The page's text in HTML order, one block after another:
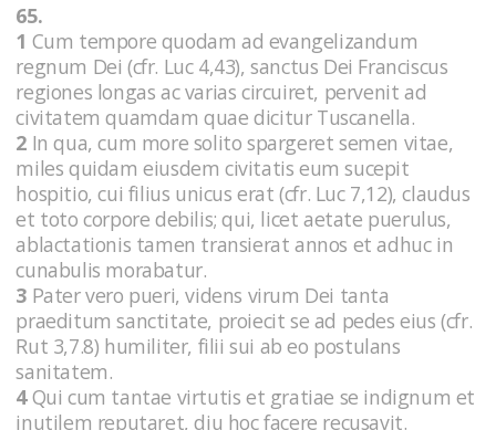
65.
1 Cum tempore quodam ad evangelizandum
regnum Dei (cfr. Luc 4,43), sanctus Dei Franciscus
regiones longas ac varias circuiret, pervenit ad
civitatem quamdam quae dicitur Tuscanella.
2 In qua, cum more solito spargeret semen vitae,
miles quidam eiusdem civitatis eum sucepit
hospitio, cui filius unicus erat (cfr. Luc 7,12), claudus
et toto corpore debilis; qui, licet aetate puerulus,
ablactationis tamen transierat annos et adhuc in
cunabulis morabatur.
3 Pater vero pueri, videns virum Dei tanta
praeditum sanctitate, proiecit se ad pedes eius (cfr.
Rut 3,7.8) humiliter, filii sui ab eo postulans
sanitatem.
4Qui cum tantae virtutis et gratiae se indignum et
inutilem reputaret, diu hoc facere recusavit.